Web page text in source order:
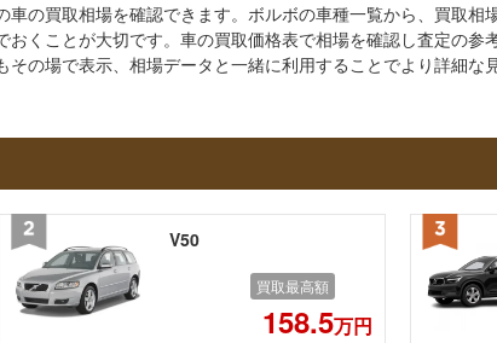
の買取相場を確認できます。ボルボの車種一覧から、買取相
くことが大切です。車の買取価格表で相場を確認し査定の参
の場で表示、相場データと一緒に利用することでより詳細な
V50
買取最高額
158.5万円